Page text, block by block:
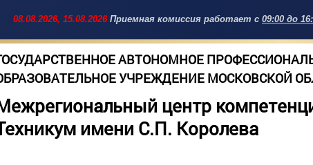
08.08.2026, 15.08.2026Приемная комиссия работает с 09:00 до
АВТОНОМНОЕ
УЧРЕЖДЕНИЕ МОСКОВСКОЙ
центр
имени С.П. Королева